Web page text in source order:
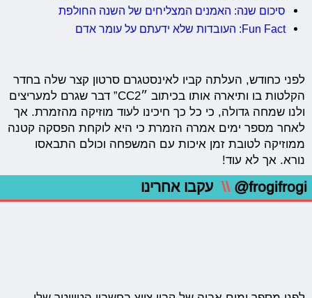
סיכום שנה: האמנים המצליחים של השנה החולפת
Fun Fact: העובדות שלא ידעתם על עומר אדם
לפני כחודש, העלתה קביו לאינסטגרם סרטון קצר שלה בחדר
הקלטות בו ותיארה אותו בכיתוב ״CC2” דבר שגרם למעריצים
ולנו שמחה גדולה, כי כל כך חיכינו לעוד מוזיקה מהזמרת. אך
לאחר מספר ימים אמרה הזמרת כי היא לוקחת הפסקה קטנה
ממוזיקה לטובת זמן איכות עם המשפחה וכולם התבאסו
נורא. אך לא עוד!
@frogifrogi
\\ עקבו אחרינו